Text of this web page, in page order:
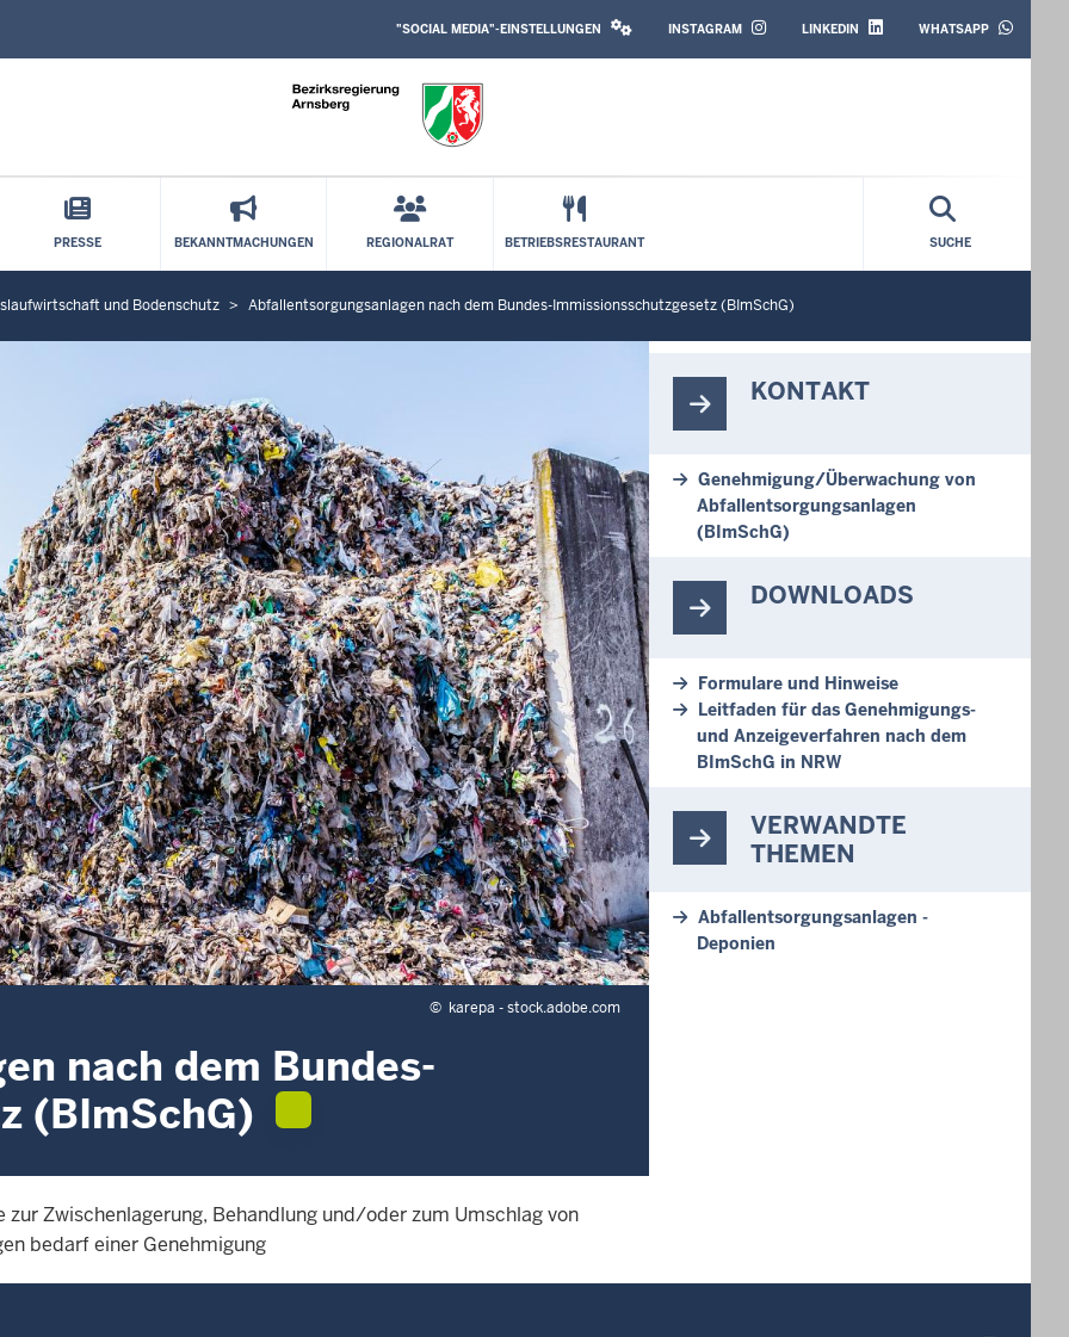
MEDIA
"SOCIAL MEDIA"-EINSTELLUNGEN
MEDIA
INSTAGRAM LINKEDIN WHATSAPP
PRESSE BEKANNTMACHUNGEN REGIONALRAT BETRIEBSRESTAURANT SUCHE
und Bodenschutz Abfallentsorgungsanlagen nach dem Bundes-Immissionsschutzgesetz (BImSchG)
© karepa - stock.adobe.com
nach dem Bundes-
(BImSchG)
Zwischenlagerung, Behandlung und/oder zum Umschlag von
bedarf einer Genehmigung
KONTAKT
Genehmigung/Überwachung von
Abfallentsorgungsanlagen
(BImSchG)
DOWNLOADS
Formulare und Hinweise
Leitfaden für das Genehmigungs-
und Anzeigeverfahren nach dem
BImSchG in NRW
VERWANDTE
THEMEN
Abfallentsorgungsanlagen -
Deponien